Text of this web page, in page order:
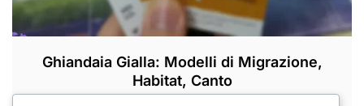
Ghiandaia Gialla: Modelli di Migrazione,
Habitat, Canto